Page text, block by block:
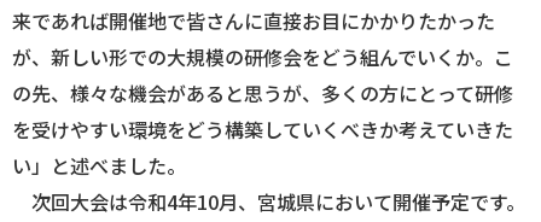
来であれば開催地で皆さんに直接お目にかかりたかった
が、新しい形での大規模の研修会をどう組んでいくか。こ
の先、様々な機会があると思うが、多くの方にとって研修
を受けやすい環境をどう構築していくべきか考えていきた
い」と述べました。
次回大会は令和4年10月、宮城県において開催予定です。